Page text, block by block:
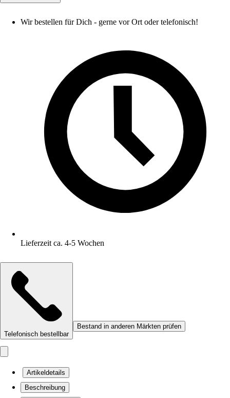
Wir bestellen für Dich - gerne vor Ort oder telefonisch!
Lieferzeit ca. 4-5 Wochen
Telefonisch bestellbar
Bestand in anderen Märkten prüfen
Artikeldetails
Beschreibung